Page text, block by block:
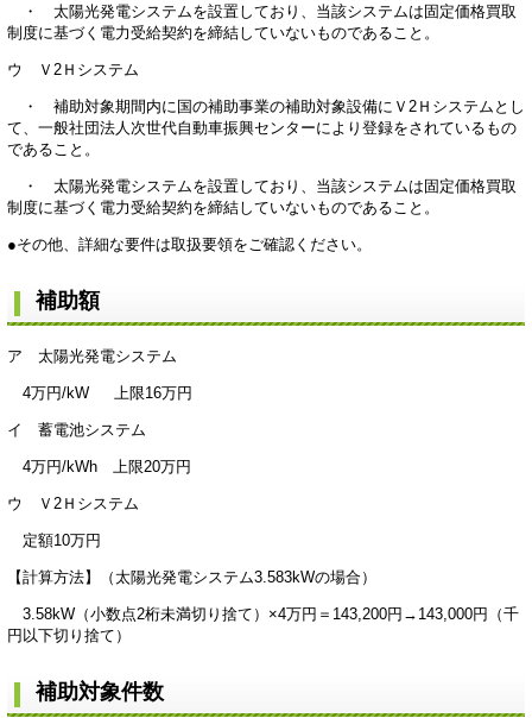
・ 太陽光発電システムを設置しており、当該システムは固定価格買取
制度に基づく電力受給契約を締結していないものであること。
ウ Ｖ2Ｈシステム
・ 補助対象期間内に国の補助事業の補助対象設備にＶ2Ｈシステムとし
て、一般社団法人次世代自動車振興センターにより登録をされているもの
であること。
・ 太陽光発電システムを設置しており、当該システムは固定価格買取
制度に基づく電力受給契約を締結していないものであること。
●その他、詳細な要件は取扱要領をご確認ください。
補助額
ア 太陽光発電システム
4万円/kW 上限16万円
イ 蓄電池システム
4万円/kWh 上限20万円
ウ Ｖ2Ｈシステム
定額10万円
【計算方法】（太陽光発電システム3.583kWの場合）
3.58kW（小数点2桁未満切り捨て）×4万円＝143,200円→143,000円（千
円以下切り捨て）
補助対象件数